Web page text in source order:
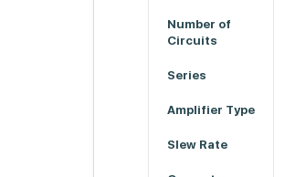
Number of
Circuits
Series
Amplifier Type
Slew Rate